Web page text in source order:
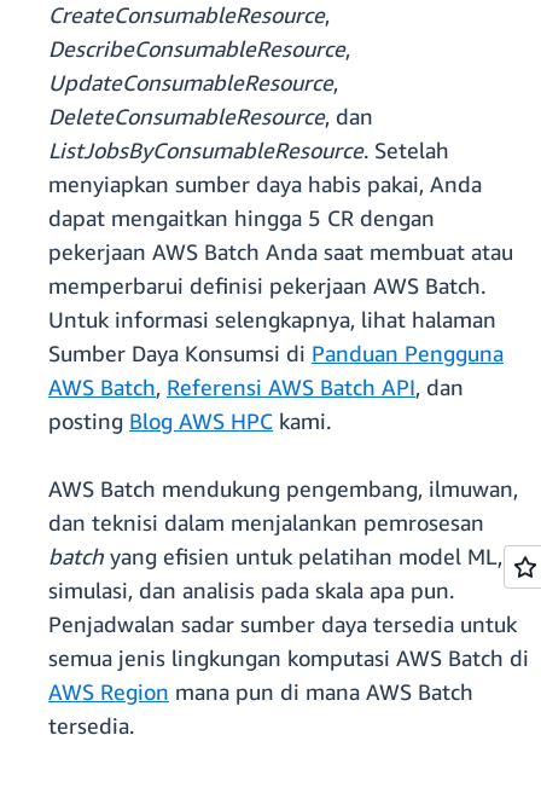
CreateConsumableResource,
DescribeConsumableResource,
UpdateConsumableResource,
DeleteConsumableResource, dan
ListJobsByConsumableResource. Setelah
menyiapkan sumber daya habis pakai, Anda
dapat mengaitkan hingga 5 CR dengan
pekerjaan AWS Batch Anda saat membuat atau
memperbarui definisi pekerjaan AWS Batch.
Untuk informasi selengkapnya, lihat halaman
Sumber Daya Konsumsi di Panduan Pengguna
AWS Batch, Referensi AWS Batch API, dan
posting Blog AWS HPC kami.
AWS Batch mendukung pengembang, ilmuwan,
dan teknisi dalam menjalankan pemrosesan
batch yang efisien untuk pelatihan model ML,
simulasi, dan analisis pada skala apa pun.
Penjadwalan sadar sumber daya tersedia untuk
semua jenis lingkungan komputasi AWS Batch di
AWS Region mana pun di mana AWS Batch
tersedia.